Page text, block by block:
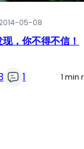
2014-05-08
，你不得不信！
1 1 min